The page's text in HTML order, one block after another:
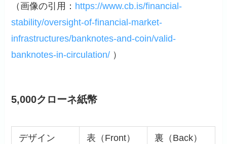
（画像の引用： https://www.cb.is/financial-
stability/oversight-of-financial-market-
infrastructures/banknotes-and-coin/valid-
banknotes-in-circulation/ ）
5,000クローネ紙幣
デザイン 表（Front） 裏（Back）